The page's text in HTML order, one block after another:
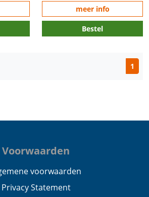
meer info
Bestel
1
Voorwaarden
voorwaarden
Privacy Statement